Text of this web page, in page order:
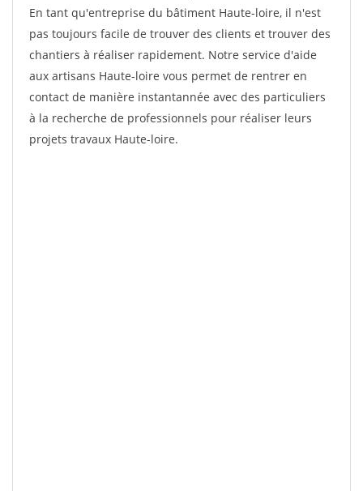
En tant qu'entreprise du bâtiment Haute-loire, il n'est
pas toujours facile de trouver des clients et trouver des
chantiers à réaliser rapidement. Notre service d'aide
aux artisans Haute-loire vous permet de rentrer en
contact de manière instantannée avec des particuliers
à la recherche de professionnels pour réaliser leurs
projets travaux Haute-loire.